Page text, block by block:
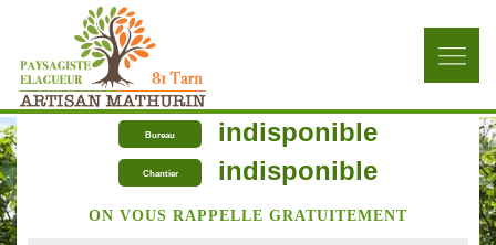
Bureau indisponible
Chantier indisponible
ON VOUS RAPPELLE GRATUITEMENT